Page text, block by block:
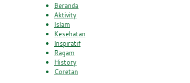
Beranda
Aktivity
Islam
Kesehatan
Inspiratif
Ragam
History
Coretan